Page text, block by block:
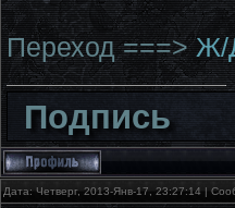
Переход ===>Ж/
Подпись
Дата: Четверг, 2013-Янв-17, 23:27:14 |